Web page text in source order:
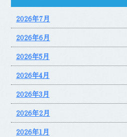
2026年7月
2026年6月
2026年5月
2026年4月
2026年3月
2026年2月
2026年1月